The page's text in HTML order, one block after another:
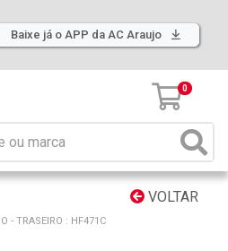
Baixe já o APP da AC Araujo
0
VOLTAR
- TRASEIRO : HF471C